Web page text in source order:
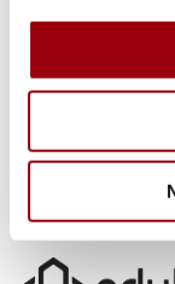
soziale Medien,
Partner führen
weiteren Daten
haben oder die